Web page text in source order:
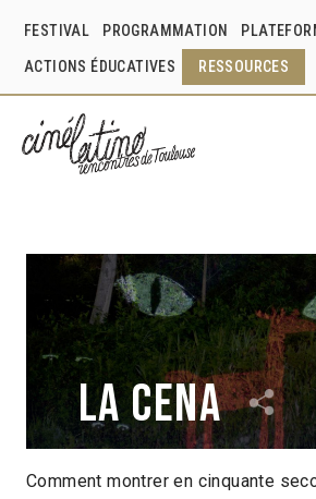
FESTIVAL PROGRAMMATION
ACTIONS ÉDUCATIVES RESSOURCES
La Cena
Ceci Soloaga Ygor Marotta
Comment montrer en cinquante